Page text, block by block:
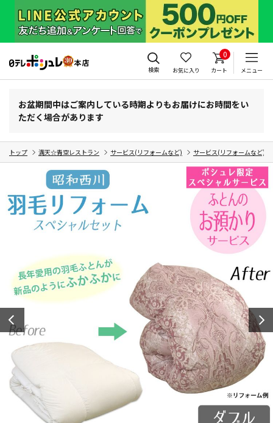
検索 お気に入り
0
カート メニュー
お盆期間中はご案内している時期よりもお届けにお時間をい
ただく場合があります
トップ 満天☆青空レストラン サービス(リフォームなど) サービス(リフォームなど)